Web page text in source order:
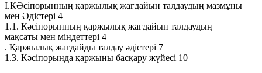
І.КӘсіпорынның қаржылық жағдайын талдаудың мазмұны
мен Әдістері 4
1.1. Кәсіпорынның қаржылық жағдайын талдаудың
мақсаты мен міндеттері 4
. Қаржылық жағдайды талдау әдістері 7
1.3. Кәсіпорында қаржыны басқару жүйесі 10